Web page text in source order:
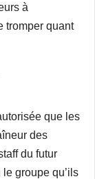
à
tromper quant
que les
des
du futur
groupe qu’ils